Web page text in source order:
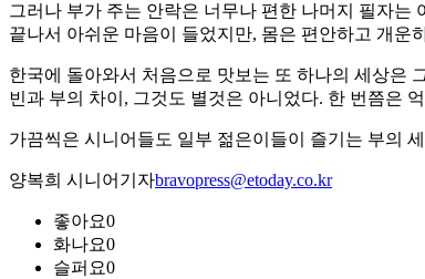
그러나 부가 주는 안락은 너무나 편한 나머지 필자는
끝나서 아쉬운 마음이 들었지만, 몸은 편안하고 개운
한국에 돌아와서 처음으로 맛보는 또 하나의 세상은
빈과 부의 차이, 그것도 별것은 아니었다. 한 번쯤은
가끔씩은 시니어들도 일부 젊은이들이 즐기는 부의
양복희 시니어기자bravopress@etoday.co.kr
좋아요0
화나요0
슬퍼요0